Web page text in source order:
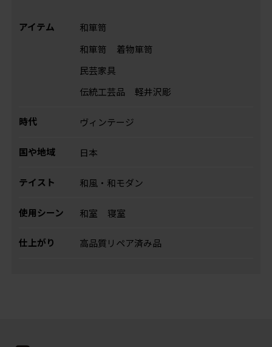
アイテム
和箪笥
和箪笥
着物箪笥
民芸家具
伝統工芸品
軽井沢彫
時代 ヴィンテージ
国や地域 日本
テイスト 和風・和モダン
使用シーン 和室 寝室
仕上がり 高品質リペア済み品